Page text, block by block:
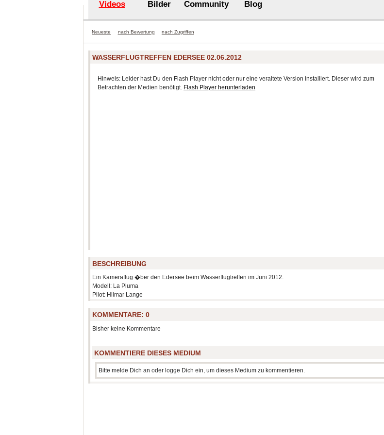
Videos Bilder Community Blog
Neueste nach Bewertung nach Zugriffen
WASSERFLUGTREFFEN EDERSEE 02.06.2012
Hinweis: Leider hast Du den Flash Player nicht oder nur eine veraltete Version installiert. Dieser wird zum
Betrachten der Medien benötigt. Flash Player herunterladen
BESCHREIBUNG
Ein Kameraflug �ber den Edersee beim Wasserflugtreffen im Juni 2012.
Modell: La Piuma
Pilot: Hilmar Lange
KOMMENTARE:0
Bisher keine Kommentare
KOMMENTIERE DIESES MEDIUM
Bitte melde Dich an oder logge Dich ein, um dieses Medium zu kommentieren.